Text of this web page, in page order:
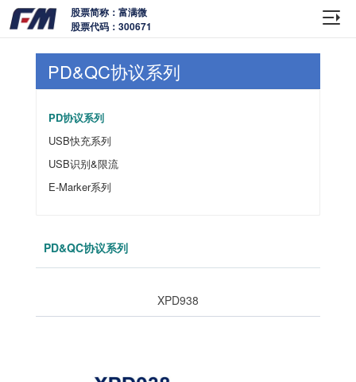
股票简称：富满微
股票代码：300671
PD&QC协议系列
PD协议系列
USB快充系列
USB识别&限流
E-Marker系列
PD&QC协议系列
XPD938